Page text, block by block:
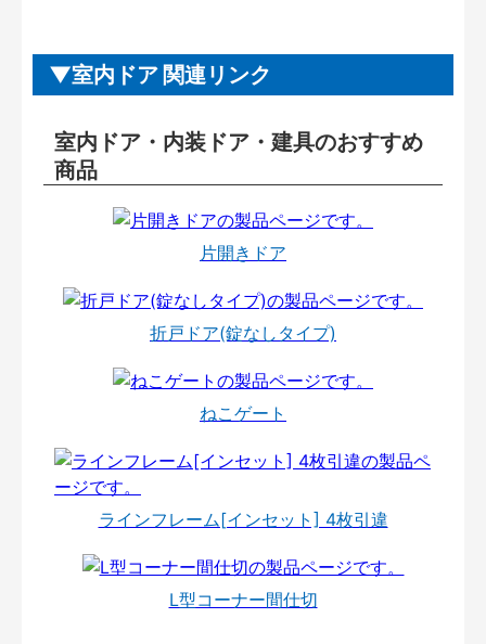
室内ドア 関連リンク
室内ドア・内装ドア・建具のおすすめ
商品
片開きドア
折戸ドア(錠なしタイプ)
ねこゲート
ラインフレーム[インセット] 4枚引違
L型コーナー間仕切